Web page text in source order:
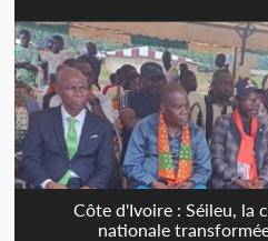
Côte d'Ivoire : Séileu, la
nationale